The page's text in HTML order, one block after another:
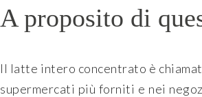
A proposito di
Il latte intero concentrato è
supermercati più forniti e nei